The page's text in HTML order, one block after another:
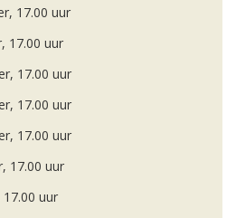
17.00 uur
17.00 uur
17.00 uur
17.00 uur
17.00 uur
17.00 uur
uur